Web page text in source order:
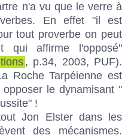
n'a vu que le verre à
En effet "il est
tout proverbe on peut
qui affirme l'opposé"
, p.34, 2003, PUF).
Roche Tarpéienne est
le dynamisant "
!
Jon Elster dans les
des mécanismes.